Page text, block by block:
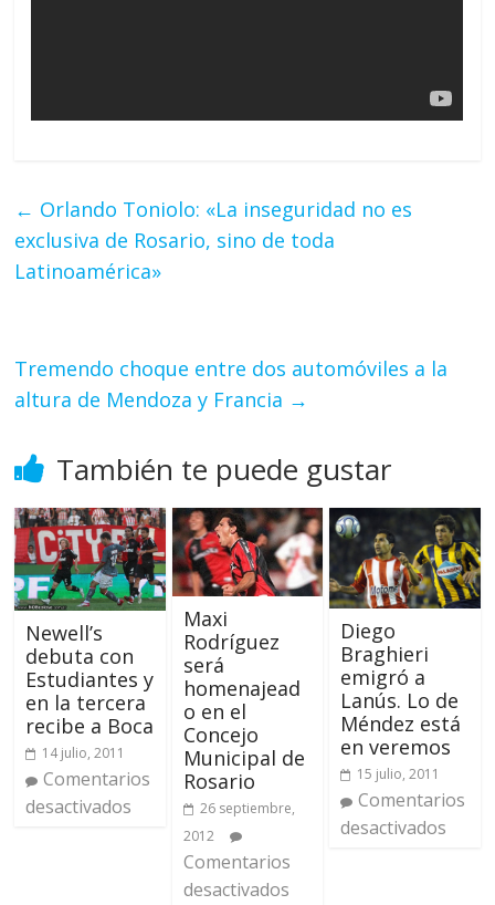
← Orlando Toniolo: «La inseguridad no es
exclusiva de Rosario, sino de toda
Latinoamérica»
Tremendo choque entre dos automóviles a la
altura de Mendoza y Francia →
También te puede gustar
Newell’s
debuta con
Estudiantes y
en la tercera
recibe a Boca
14 julio, 2011
Comentarios
desactivados
Maxi
Rodríguez
será
homenajead
o en el
Concejo
Municipal de
Rosario
26 septiembre,
2012
Comentarios
desactivados
Diego
Braghieri
emigró a
Lanús. Lo de
Méndez está
en veremos
15 julio, 2011
Comentarios
desactivados